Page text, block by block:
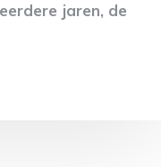
jaren, de